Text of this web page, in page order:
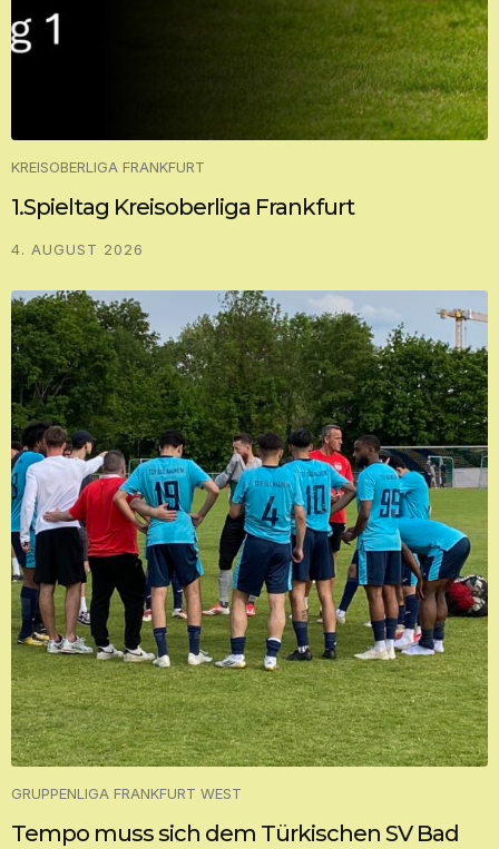
KREISOBERLIGA FRANKFURT
1.Spieltag Kreisoberliga Frankfurt
4. AUGUST 2026
GRUPPENLIGA FRANKFURT WEST
Tempo muss sich dem Türkischen SV Bad